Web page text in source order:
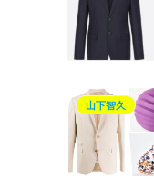
山下智久